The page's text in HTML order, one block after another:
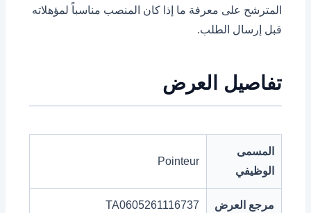
المترشح على معرفة ما إذا كان المنصب مناسباً لمؤهلاته
قبل إرسال الطلب.
تفاصيل العرض
المسمى
الوظيفي
Pointeur
مرجع العرض TA0605261116737